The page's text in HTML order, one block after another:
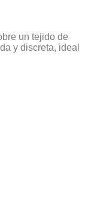
un tejido de
y discreta, ideal